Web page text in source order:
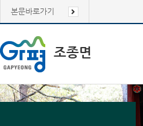
본문바로가기
조종면